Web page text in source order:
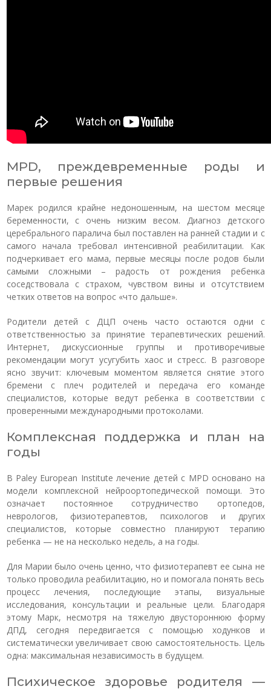
MPD, преждевременные роды и
первые решения
Марек родился крайне недоношенным, на шестом месяце
беременности, с очень низким весом. Диагноз детского
церебрального паралича был поставлен на ранней стадии и с
самого начала требовал интенсивной реабилитации. Как
подчеркивает его мама, первые месяцы после родов были
самыми сложными – радость от рождения ребенка
соседствовала с страхом, чувством вины и отсутствием
четких ответов на вопрос «что дальше».
Родители детей с ДЦП очень часто остаются одни с
ответственностью за принятие терапевтических решений.
Интернет, дискуссионные группы и противоречивые
рекомендации могут усугубить хаос и стресс. В разговоре
ясно звучит: ключевым моментом является снятие этого
бремени с плеч родителей и передача его команде
специалистов, которые ведут ребенка в соответствии с
проверенными международными протоколами.
Комплексная поддержка и план на
годы
В Paley European Institute лечение детей с MPD основано на
модели комплексной нейроортопедической помощи. Это
означает постоянное сотрудничество ортопедов,
неврологов, физиотерапевтов, психологов и других
специалистов, которые совместно планируют терапию
ребенка — не на несколько недель, а на годы.
Для Марии было очень ценно, что физиотерапевт ее сына не
только проводила реабилитацию, но и помогала понять весь
процесс лечения, последующие этапы, визуальные
исследования, консультации и реальные цели. Благодаря
этому Марк, несмотря на тяжелую двустороннюю форму
ДПД, сегодня передвигается с помощью ходунков и
систематически увеличивает свою самостоятельность. Цель
одна: максимальная независимость в будущем.
Психическое здоровье родителя —